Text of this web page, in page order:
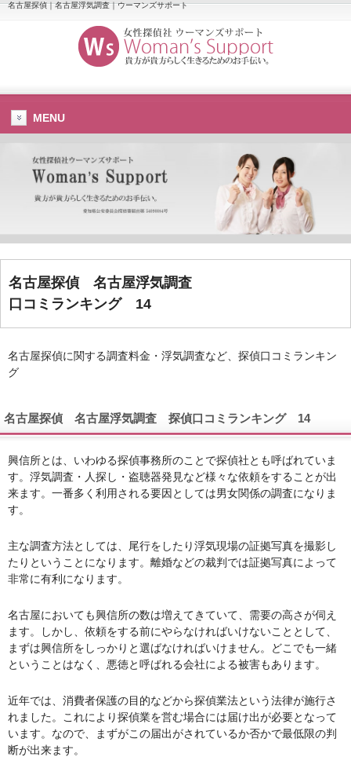
名古屋探偵｜名古屋浮気調査｜ウーマンズサポート
MENU
名古屋探偵
名古屋浮気調査
口コミランキング 14
名古屋探偵に関する調査料金・浮気調査など、探偵口コミランキン
グ
名古屋探偵 名古屋浮気調査 探偵口コミランキング 14
興信所とは、いわゆる探偵事務所のことで探偵社とも呼ばれていま
す。浮気調査・人探し・盗聴器発見など様々な依頼をすることが出
来ます。一番多く利用される要因としては男女関係の調査になりま
す。
主な調査方法としては、尾行をしたり浮気現場の証拠写真を撮影し
たりということになります。離婚などの裁判では証拠写真によって
非常に有利になります。
名古屋においても興信所の数は増えてきていて、需要の高さが伺え
ます。しかし、依頼をする前にやらなければいけないこととして、
まずは興信所をしっかりと選ばなければいけません。どこでも一緒
ということはなく、悪徳と呼ばれる会社による被害もあります。
近年では、消費者保護の目的などから探偵業法という法律が施行さ
れました。これにより探偵業を営む場合には届け出が必要となって
います。なので、まずがこの届出がされているか否かで最低限の判
断が出来ます。